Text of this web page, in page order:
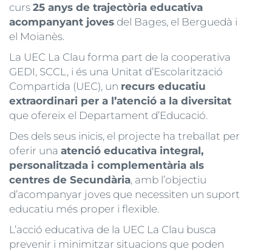
curs 25 anys de trajectòria educativa
acompanyant joves del Bages, el Berguedà i
el Moianès.
La UEC La Clau forma part de la cooperativa
GEDI, SCCL, i és una Unitat d’Escolarització
Compartida (UEC), un recurs educatiu
extraordinari per a l’atenció a la diversitat
que ofereix el Departament d’Educació.
Des dels seus inicis, el projecte ha treballat per
oferir una atenció educativa integral,
personalitzada i complementària als
centres de Secundària, amb l’objectiu
d’acompanyar joves que necessiten un suport
educatiu més proper i flexible.
L’acció educativa de la UEC La Clau busca
prevenir i minimitzar situacions que poden